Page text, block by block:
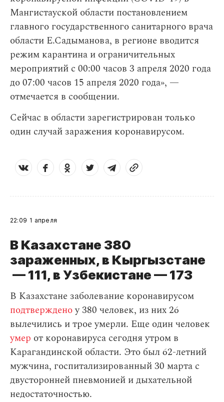
Мангистауской области постановлением
главного государственного санитарного врача
области Е.Садыманова, в регионе вводится
режим карантина и ограничительных
мероприятий с 00:00 часов 3 апреля 2020 года
до 07:00 часов 15 апреля 2020 года», —
отмечается в сообщении.
Сейчас в области зарегистрирован только
один случай заражения коронавирусом.
22:09 1 апреля
В Казахстане 380
зараженных, в Кыргызстане
— 111, в Узбекистане — 173
В Казахстане заболевание коронавирусом
подтвержденоу 380 человек, из них 26
вылечились и трое умерли. Еще один человек
умер от коронавируса сегодня утром в
Карагандинской области. Это был 62-летний
мужчина, госпитализированный 30 марта с
двусторонней пневмонией и дыхательной
недостаточностью.